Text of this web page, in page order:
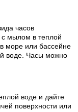
часов
с мылом в теплой
море или бассейне
воде. Часы можно
воде и дайте
поверхности или